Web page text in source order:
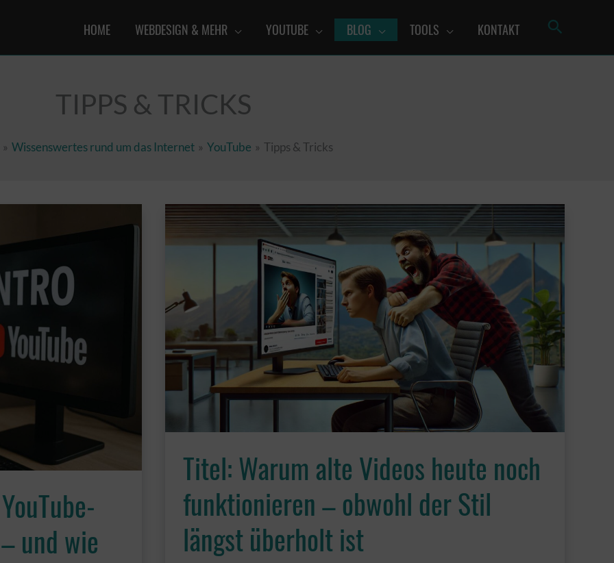
HOME WEBDESIGN & MEHR YOUTUBE BLOG TOOLS KONTAKT
TIPPS & TRICKS
Wissenswertes rund um das Internet YouTube Tipps & Tricks
und wie
Titel: Warum alte Videos heute noch
funktionieren – obwohl der Stil
längst überholt ist